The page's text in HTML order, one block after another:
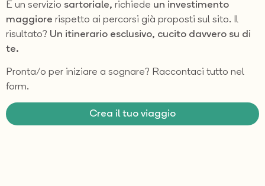
È un servizio sartoriale, richiede un investimento
maggiore rispetto ai percorsi già proposti sul sito. Il
risultato? Un itinerario esclusivo, cucito davvero su di
te.
Pronta/o per iniziare a sognare? Raccontaci tutto nel
form.
Crea il tuo viaggio